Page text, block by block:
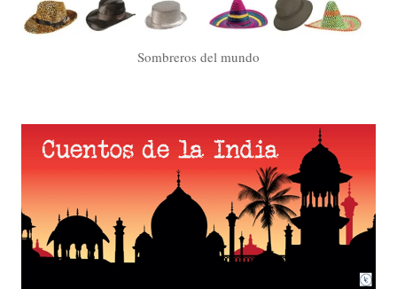
Sombreros del mundo